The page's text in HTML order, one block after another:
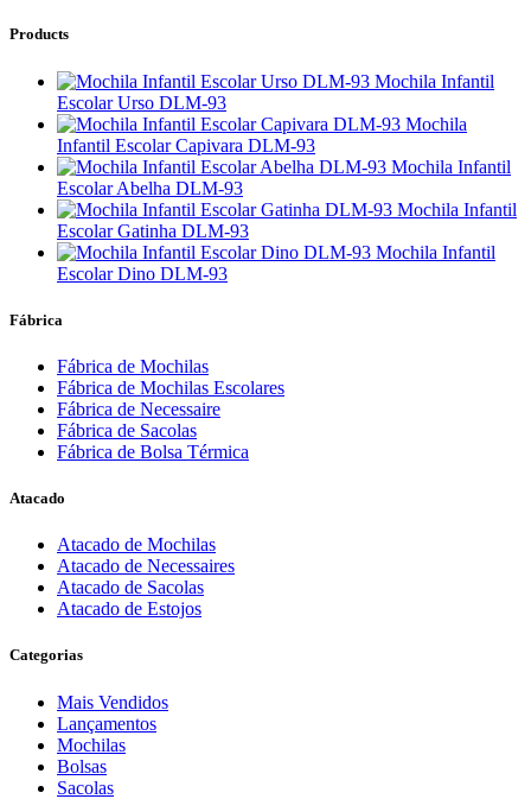
Products
Mochila Infantil
Escolar Urso DLM-93
Mochila
Infantil Escolar Capivara DLM-93
Mochila Infantil
Escolar Abelha DLM-93
Mochila Infantil
Escolar Gatinha DLM-93
Mochila Infantil
Escolar Dino DLM-93
Fábrica
Fábrica de Mochilas
Fábrica de Mochilas Escolares
Fábrica de Necessaire
Fábrica de Sacolas
Fábrica de Bolsa Térmica
Atacado
Atacado de Mochilas
Atacado de Necessaires
Atacado de Sacolas
Atacado de Estojos
Categorias
Mais Vendidos
Lançamentos
Mochilas
Bolsas
Sacolas